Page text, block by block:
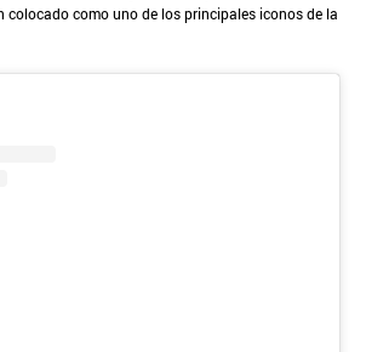
colocado como uno de los principales iconos de la